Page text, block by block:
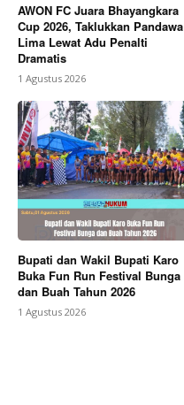
AWON FC Juara Bhayangkara
Cup 2026, Taklukkan Pandawa
Lima Lewat Adu Penalti
Dramatis
1 Agustus 2026
Bupati dan Wakil Bupati Karo
Buka Fun Run Festival Bunga
dan Buah Tahun 2026
1 Agustus 2026